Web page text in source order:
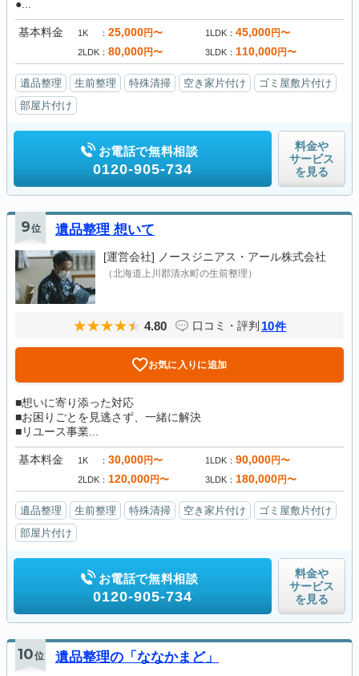
●...
基本料金 1K 25,000円〜 1LDK 45,000円〜
2LDK 80,000円〜 3LDK 110,000円〜
遺品整理 生前整理 特殊清掃 空き家片付け
ゴミ屋敷片付け
部屋片付け
お電話で無料相談
0120-905-734
料金や
サービス
を見る
9位 遺品整理 想いて
[運営会社] ノースジニアス・アール株式会社
（北海道上川郡清水町の生前整理）
4.80 口コミ・評判 10件
お気に入りに追加
■想いに寄り添った対応
■お困りごとを見逃さず、一緒に解決
■リユース事業...
基本料金 1K 30,000円〜 1LDK 90,000円〜
2LDK 120,000円〜 3LDK 180,000円〜
遺品整理 生前整理 特殊清掃 空き家片付け
ゴミ屋敷片付け
部屋片付け
お電話で無料相談
0120-905-734
料金や
サービス
を見る
10位 遺品整理の「ななかまど」